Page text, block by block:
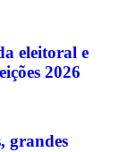
eleitoral e
2026
grandes